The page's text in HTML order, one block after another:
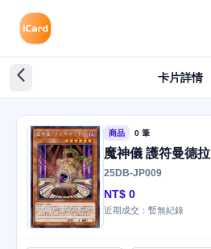
arrow_back_ios_new 卡片詳情
商品 0 筆
魔神儀 護符曼德拉
25DB-JP009
NT$ 0
近期成交：暫無紀錄